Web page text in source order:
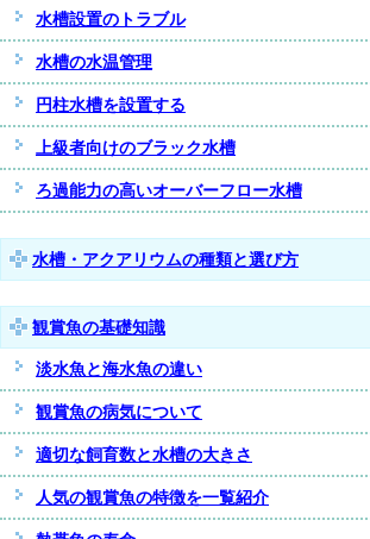
水槽設置のトラブル
水槽の水温管理
円柱水槽を設置する
上級者向けのブラック水槽
ろ過能力の高いオーバーフロー水槽
水槽・アクアリウムの種類と選び方
観賞魚の基礎知識
淡水魚と海水魚の違い
観賞魚の病気について
適切な飼育数と水槽の大きさ
人気の観賞魚の特徴を一覧紹介